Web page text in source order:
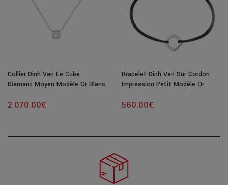
Collier Dinh Van Le Cube
Diamant Moyen Modèle Or Blanc
2 070.00€
Bracelet Dinh Van Sur Cordon
Impression Petit Modèle Or
560.00€